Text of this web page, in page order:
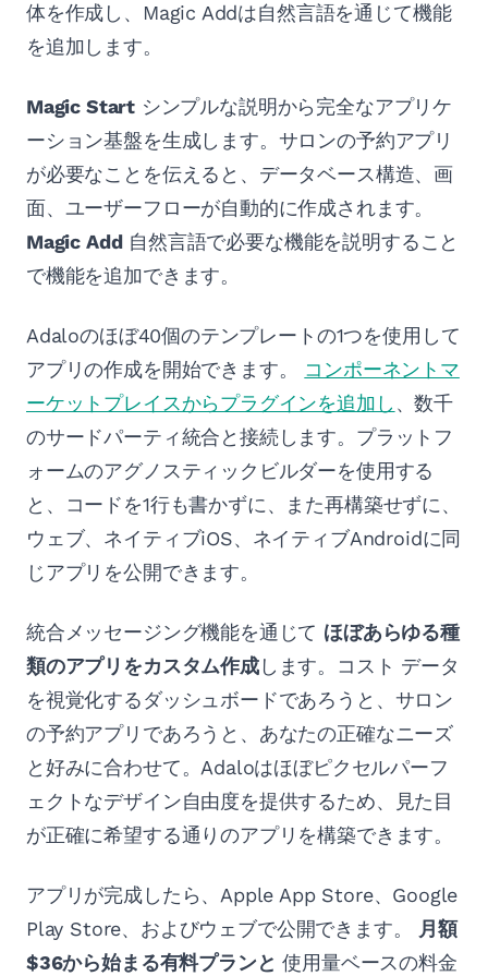
体を作成し、Magic Addは自然言語を通じて機能
を追加します。
Magic Start シンプルな説明から完全なアプリケ
ーション基盤を生成します。サロンの予約アプリ
が必要なことを伝えると、データベース構造、画
面、ユーザーフローが自動的に作成されます。
Magic Add自然言語で必要な機能を説明すること
で機能を追加できます。
Adaloのほぼ40個のテンプレートの1つを使用して
アプリの作成を開始できます。 コンポーネントマ
ーケットプレイスからプラグインを追加し 、数千
のサードパーティ統合と接続します。プラットフ
ォームのアグノスティックビルダーを使用する
と、コードを1行も書かずに、また再構築せずに、
ウェブ、ネイティブiOS、ネイティブAndroidに同
じアプリを公開できます。
統合メッセージング機能を通じて ほぼあらゆる種
類のアプリをカスタム作成します。コスト データ
を視覚化するダッシュボードであろうと、サロン
の予約アプリであろうと、あなたの正確なニーズ
と好みに合わせて。Adaloはほぼピクセルパーフ
ェクトなデザイン自由度を提供するため、見た目
が正確に希望する通りのアプリを構築できます。
アプリが完成したら、Apple App Store、Google
Play Store、およびウェブで公開できます。
月額
$36から始まる有料プランと 使用量ベースの料金